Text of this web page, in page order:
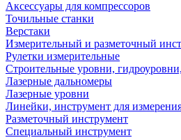
Аксессуары для компрессоров
Точильные станки
Верстаки
Измерительный и разметочный
Рулетки измерительные
Строительные уровни,
Лазерные дальномеры
Лазерные уровни
Линейки, инструмент для
Разметочный инструмент
Специальный инструмент